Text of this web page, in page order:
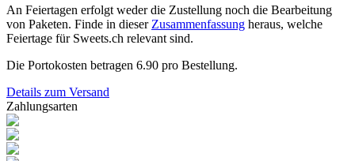
An Feiertagen erfolgt weder die Zustellung noch die Bearbeitung
von Paketen. Finde in dieser Zusammenfassung heraus, welche
Feiertage für Sweets.ch relevant sind.
Die Portokosten betragen 6.90 pro Bestellung.
Details zum Versand
Zahlungsarten